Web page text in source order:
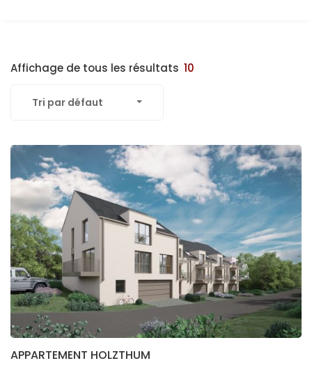
Affichage de tous les résultats 10
Tri par défaut
APPARTEMENT HOLZTHUM